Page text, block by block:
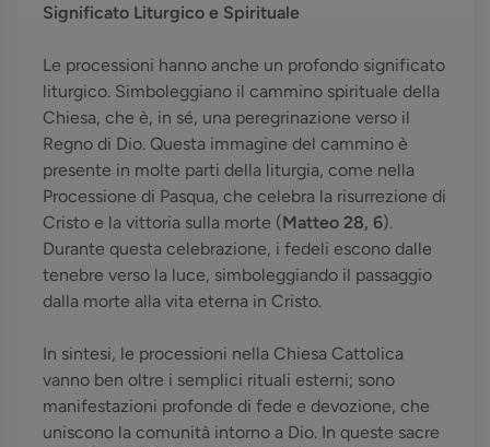
Significato Liturgico e Spirituale
Le processioni hanno anche un profondo significato
liturgico. Simboleggiano il cammino spirituale della
Chiesa, che è, in sé, una peregrinazione verso il
Regno di Dio. Questa immagine del cammino è
presente in molte parti della liturgia, come nella
Processione di Pasqua, che celebra la risurrezione di
Cristo e la vittoria sulla morte (Matteo 28, 6).
Durante questa celebrazione, i fedeli escono dalle
tenebre verso la luce, simboleggiando il passaggio
dalla morte alla vita eterna in Cristo.
In sintesi, le processioni nella Chiesa Cattolica
vanno ben oltre i semplici rituali esterni; sono
manifestazioni profonde di fede e devozione, che
uniscono la comunità intorno a Dio. In queste sacre